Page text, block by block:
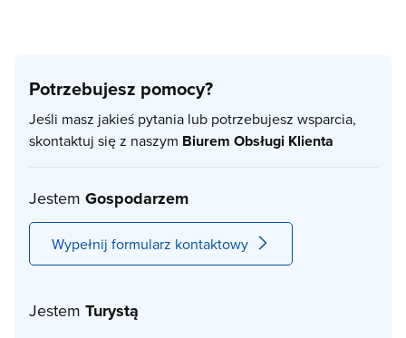
Potrzebujesz pomocy?
Jeśli masz jakieś pytania lub potrzebujesz wsparcia,
skontaktuj się z naszym Biurem Obsługi Klienta
Jestem Gospodarzem
Wypełnij formularz kontaktowy
Jestem Turystą